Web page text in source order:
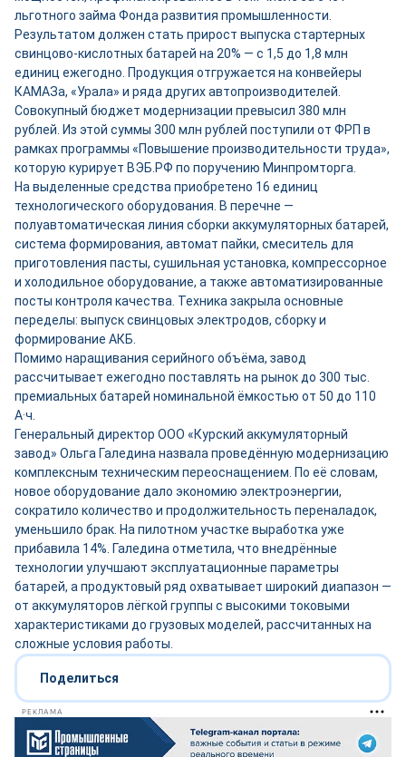
льготного займа Фонда развития промышленности.
Результатом должен стать прирост выпуска стартерных
свинцово-кислотных батарей на 20% — с 1,5 до 1,8 млн
единиц ежегодно. Продукция отгружается на конвейеры
КАМАЗа, «Урала» и ряда других автопроизводителей.
Совокупный бюджет модернизации превысил 380 млн
рублей. Из этой суммы 300 млн рублей поступили от ФРП в
рамках программы «Повышение производительности труда»,
которую курирует ВЭБ.РФ по поручению Минпромторга.
На выделенные средства приобретено 16 единиц
технологического оборудования. В перечне —
полуавтоматическая линия сборки аккумуляторных батарей,
система формирования, автомат пайки, смеситель для
приготовления пасты, сушильная установка, компрессорное
и холодильное оборудование, а также автоматизированные
посты контроля качества. Техника закрыла основные
переделы: выпуск свинцовых электродов, сборку и
формирование АКБ.
Помимо наращивания серийного объёма, завод
рассчитывает ежегодно поставлять на рынок до 300 тыс.
премиальных батарей номинальной ёмкостью от 50 до 110
А·ч.
Генеральный директор ООО «Курский аккумуляторный
завод» Ольга Галедина назвала проведённую модернизацию
комплексным техническим переоснащением. По её словам,
новое оборудование дало экономию электроэнергии,
сократило количество и продолжительность переналадок,
уменьшило брак. На пилотном участке выработка уже
прибавила 14%. Галедина отметила, что внедрённые
технологии улучшают эксплуатационные параметры
батарей, а продуктовый ряд охватывает широкий диапазон —
от аккумуляторов лёгкой группы с высокими токовыми
характеристиками до грузовых моделей, рассчитанных на
сложные условия работы.
Поделиться
РЕКЛАМА